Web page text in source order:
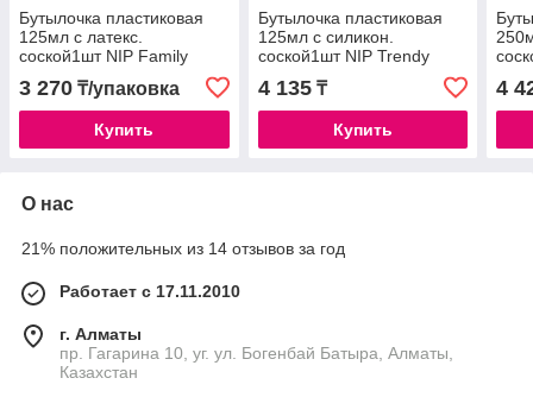
Бутылочка пластиковая
125мл с латекс.
соской1шт NIP Family
3 270 ₸/упаковка
Купить
Бутылочка пластиковая
125мл с силикон.
соской1шт NIP Trendy
4 135₸
Купить
4
О нас
21% положительных из 14 отзывов за год
Работает с 17.11.2010
г. Алматы
пр. Гагарина 10, уг. ул. Богенбай Батыра, Алматы,
Казахстан